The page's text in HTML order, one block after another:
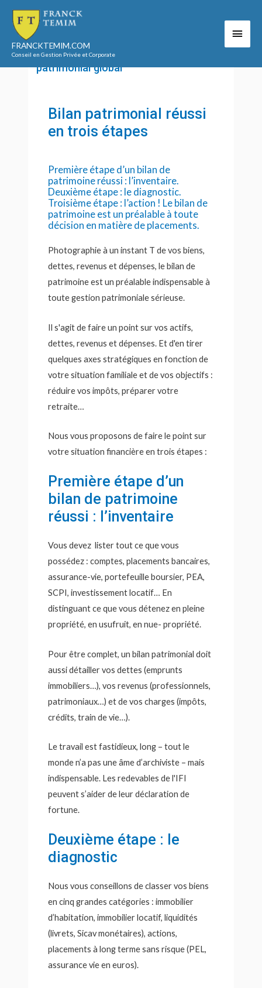
Aller
contenu
FRANCKTEMIM.COM
Conseil en Gestion Privée et Corporate
Accueil
Notre méthodologie : le bilan patrimonial global
Notre méthodologie : le bilan
patrimonial global
Bilan patrimonial réussi
en trois étapes
Première étape d’un bilan de
patrimoine réussi : l’inventaire.
Deuxième étape : le diagnostic.
Troisième étape : l’action ! Le bilan de
patrimoine est un préalable à toute
décision en matière de placements.
Photographie à un instant T de vos biens,
dettes, revenus et dépenses, le bilan de
patrimoine est un préalable indispensable à
toute gestion patrimoniale sérieuse.
Il s'agit de faire un point sur vos actifs,
dettes, revenus et dépenses. Et d'en tirer
quelques axes stratégiques en fonction de
votre situation familiale et de vos objectifs :
réduire vos impôts, préparer votre
retraite…
Nous vous proposons de faire le point sur
votre situation financière en trois étapes :
Première étape d’un
bilan de patrimoine
réussi : l’inventaire
Vous devez lister tout ce que vous
possédez : comptes, placements bancaires,
assurance-vie, portefeuille boursier, PEA,
SCPI, investissement locatif… En
distinguant ce que vous détenez en pleine
propriété, en usufruit, en nue- propriété.
Pour être complet, un bilan patrimonial doit
aussi détailler vos dettes (emprunts
immobiliers…), vos revenus (professionnels,
patrimoniaux…) et de vos charges (impôts,
crédits, train de vie…).
Le travail est fastidieux, long – tout le
monde n’a pas une âme d’archiviste – mais
indispensable. Les redevables de l'IFI
peuvent s’aider de leur déclaration de
fortune.
Deuxième étape : le
diagnostic
Nous vous conseillons de classer vos biens
en cinq grandes catégories : immobilier
d’habitation, immobilier locatif, liquidités
(livrets, Sicav monétaires), actions,
placements à long terme sans risque (PEL,
assurance vie en euros).